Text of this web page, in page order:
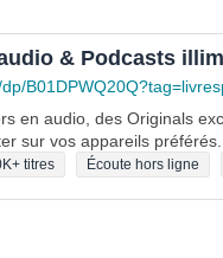
& Podcasts
en audio, des Originals
sur vos appareils
titres Écoute hors ligne